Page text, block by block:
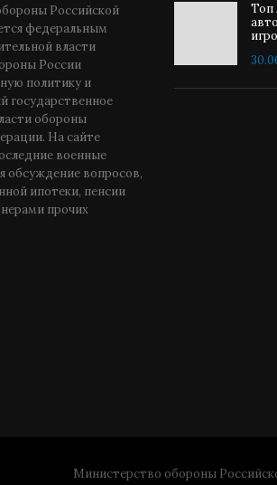
Российской
федеральным
власти
России
политику и
государственное
обороны
На сайте
военные
обсуждение вопросов,
ипотеки, пенсии
прочих
Топ
Министерство обороны